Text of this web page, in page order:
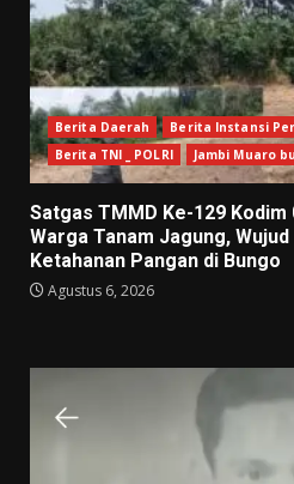
Berita Daerah
Berita Instansi
Berita TNI _ POLRI
Jambi Muaro
Satgas TMMD Ke-129
Warga Tanam Jagung,
Ketahanan Pangan di Bungo
Agustus 6, 2026